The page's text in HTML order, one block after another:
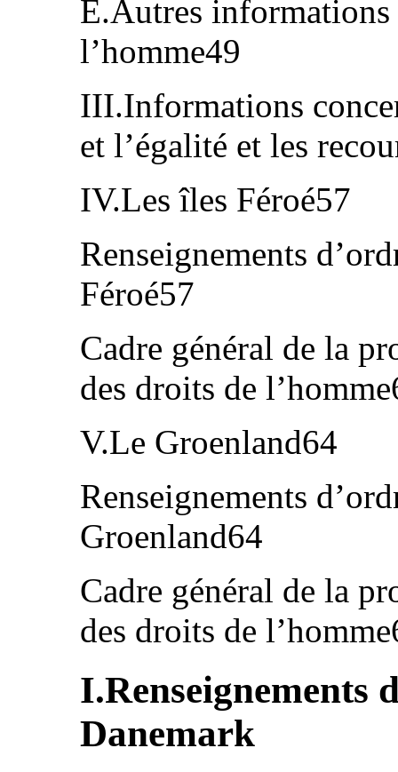
E.Autres
l’homme49
III.Informations
et l’égalité et les
IV.Les îles Féroé57
Renseignements
Féroé57
Cadre général de la
des droits de
V.Le Groenland64
Renseignements
Groenland64
Cadre général de la
des droits de
I.Renseignements
Danemark